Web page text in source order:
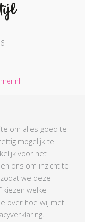
90110291
4407
om alles goed te
mogelijk te
voor het
ons om inzicht te
we deze
kiezen welke
over hoe wij met